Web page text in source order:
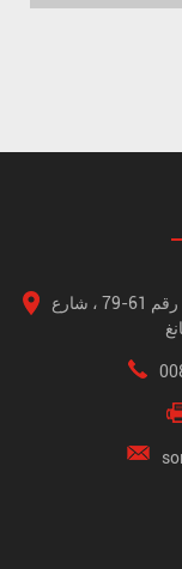
العنوان: رقم 61-79 ، شارع Baima ، بلدة ماو ، دينغاي حي ، مدينة